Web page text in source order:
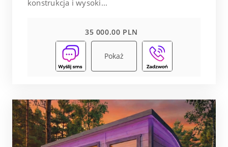
konstrukcja i wysoki...
35 000.00 PLN
Pokaż